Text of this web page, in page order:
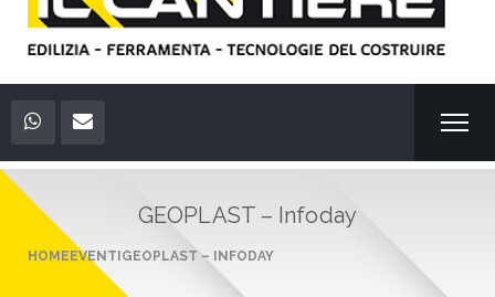
GEOPLAST – Infoday
HOMEEVENTIGEOPLAST – INFODAY